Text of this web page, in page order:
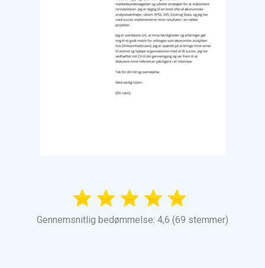
Gennemsnitlig bedømmelse: 4,6 (69 stemmer)